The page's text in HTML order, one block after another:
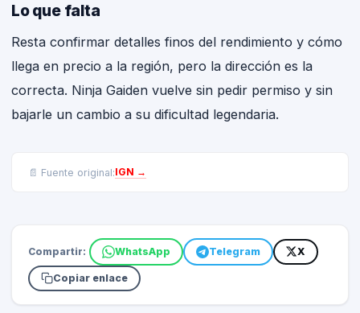
Lo que falta
Resta confirmar detalles finos del rendimiento y cómo
llega en precio a la región, pero la dirección es la
correcta. Ninja Gaiden vuelve sin pedir permiso y sin
bajarle un cambio a su dificultad legendaria.
📄 Fuente original:IGN →
Compartir: WhatsApp Telegram X
Copiar enlace